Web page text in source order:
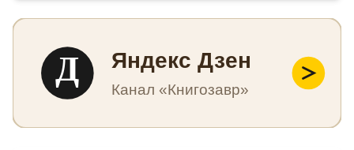
Д Яндекс Дзен
Канал «Книгозавр»